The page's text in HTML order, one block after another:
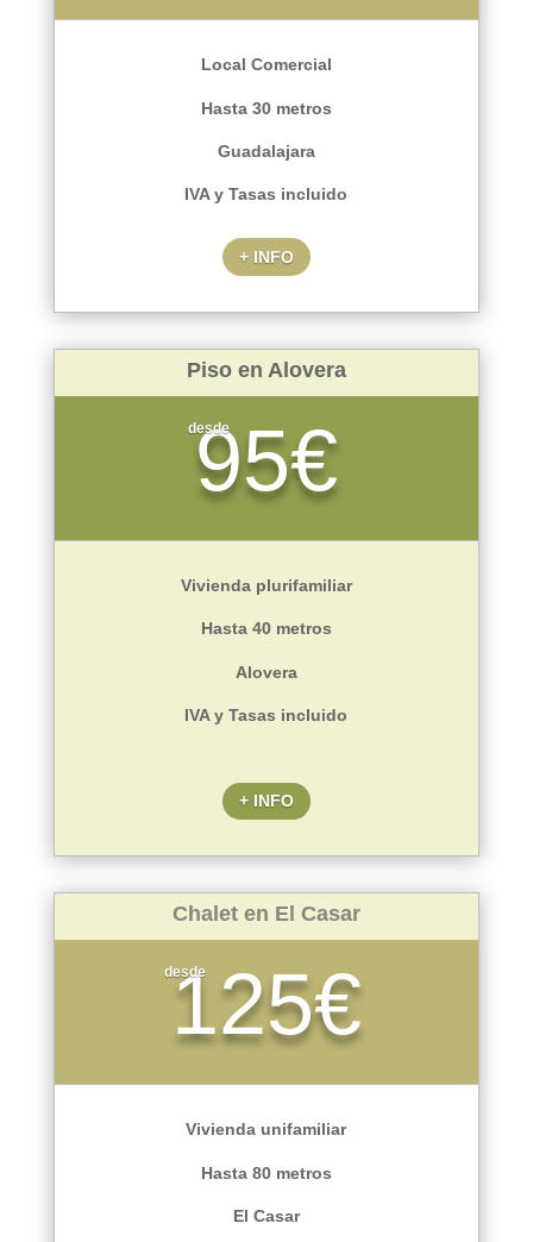
Local Comercial
Hasta 30 metros
Guadalajara
IVA y Tasas incluido
+ INFO
Piso en Alovera
desde
95€
Vivienda plurifamiliar
Hasta 40 metros
Alovera
IVA y Tasas incluido
+ INFO
Chalet en El Casar
desde
125€
Vivienda unifamiliar
Hasta 80 metros
El Casar